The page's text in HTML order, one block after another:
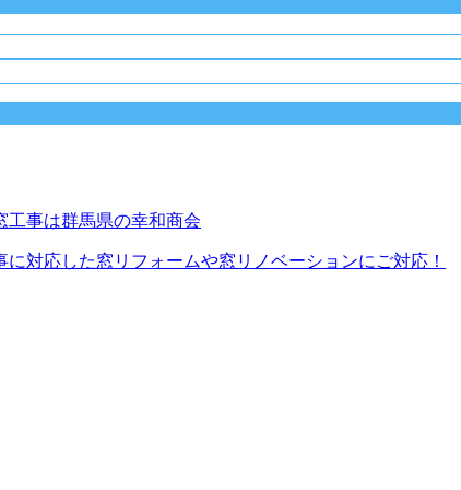
対応した窓リフォームや窓リノベーションにご対応！